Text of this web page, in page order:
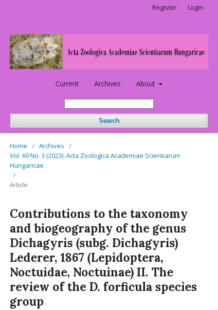
Current Archives About
Search
Register Login
Home / Archives
/
Vol. 69 No. 3 (2023): Acta Zoologica Academiae Scientiarum
Hungaricae
/
Article
Contributions to the taxonomy
and biogeography of the genus
Dichagyris (subg. Dichagyris)
Lederer, 1867 (Lepidoptera,
Noctuidae, Noctuinae) II. The
review of the D. forficula species
group